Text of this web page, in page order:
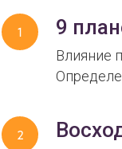
9
Влияние